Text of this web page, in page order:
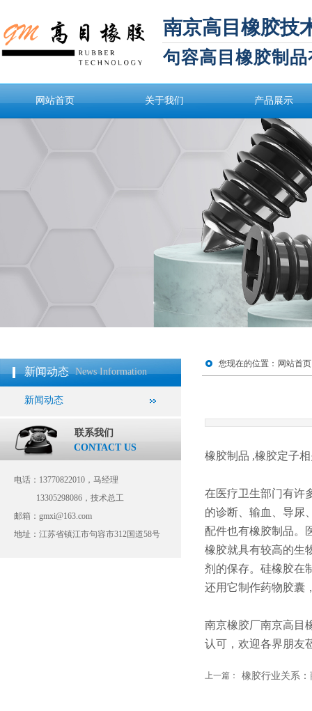
南京高目橡胶技
句容高目橡胶制
网站首页 关于我们 产品展示
网站首页
您现在的位置：
News Information
新闻动态
新闻动态
橡胶制品 ,橡胶定子
在医疗卫生部门有许
的诊断、输血、导尿
配件也有橡胶制品。
橡胶就具有较高的生
剂的保存。硅橡胶在
还用它制作药物胶囊
南京橡胶厂南京高目
认可，欢迎各界朋友
上一篇： 橡胶行业关系
联系我们
CONTACT US
电话：13770822010，马经理
13305298086，技术总工
邮箱：gmxi@163.com
地址： 江苏省镇江市句容市312国道58号